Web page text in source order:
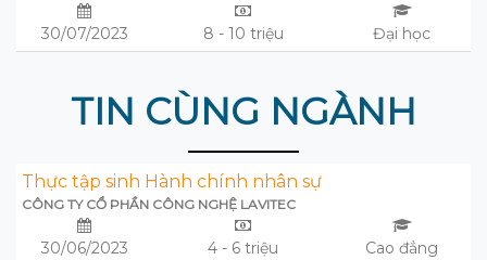
30/07/2023 8 - 10 triệu Đại học
TIN CÙNG NGÀNH
Thực tập sinh Hành chính nhân sự
CÔNG TY CỔ PHẦN CÔNG NGHỆ LAVITEC
30/06/2023 4 - 6 triệu Cao đẳng